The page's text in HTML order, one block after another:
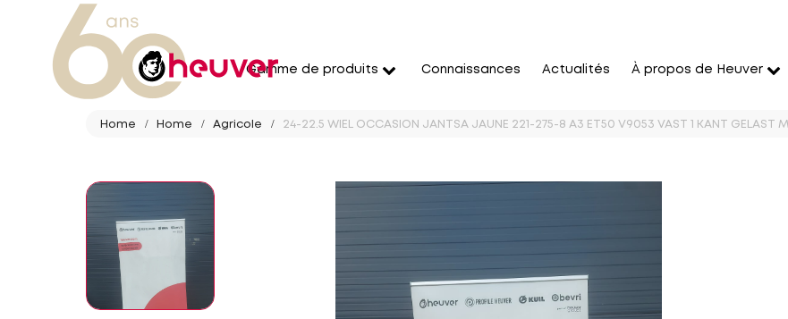
Gamme de produits Connaissances Actualités À propos de Heuver
Home Home Agricole 24-22.5 WIEL OCCASION JANTSA JAUNE 221-275-8 A3 ET50 V9053 VAST 1 KANT GELAST